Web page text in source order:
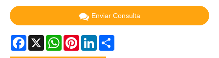
Enviar Consulta
Facebook
X WhatsApp
PinterestLinkedIn